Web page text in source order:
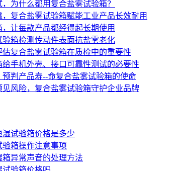
为什么都用复合盐雾试验箱？
复合盐雾试验箱赋能工业产品长效耐用
让每款产品都经得起长期使用
验箱检测传动件表面抗盐雾老化
复合盐雾试验箱在质检中的重要性
给手机外壳、接口可靠性测试的必要性
判产品寿--命复合盐雾试验箱的使命
见风险，复合盐雾试验箱守护企业品牌
试验箱价格是多少
箱操作注意事项
异常声音的处理方法